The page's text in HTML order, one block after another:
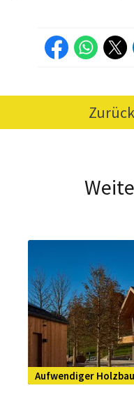
Aufwendiger Holzbau